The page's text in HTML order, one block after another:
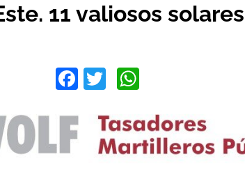
11 valiosos
Facebook
Twitter